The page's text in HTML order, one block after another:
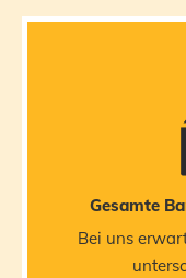
Gesamte
Bei uns